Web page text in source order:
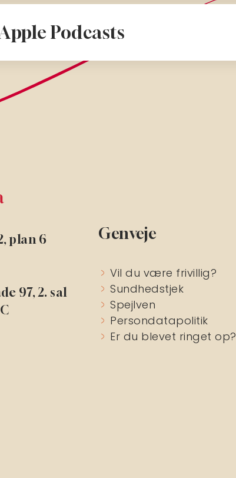
Podcasts
plan 6
97, 2. sal
Genveje
Vil du være frivillig?
Sundhedstjek
Spejlven
Persondatapolitik
Er du blevet ringet op?